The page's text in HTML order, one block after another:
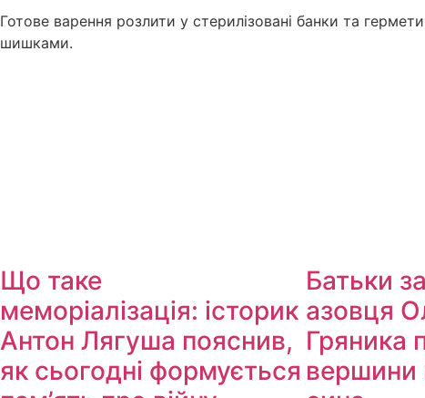
Готове варення розлити у стерилізовані банки та
шишками.
Що таке
меморіалізація: історик
Антон Лягуша пояснив,
як сьогодні формується
Батьки
азовця
Гряника
вершини